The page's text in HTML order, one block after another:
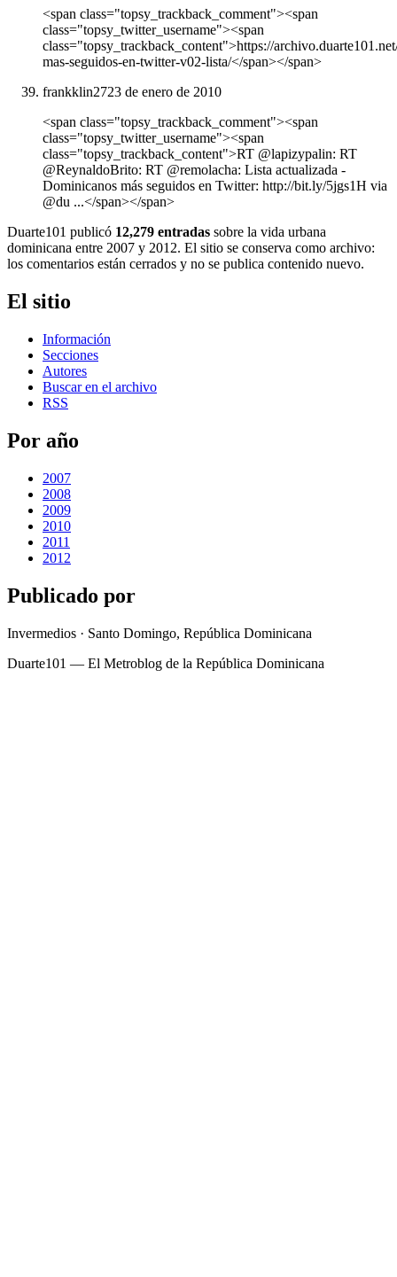
<span class="topsy_trackback_comment"><span
class="topsy_twitter_username"><span
class="topsy_trackback_content">https://
mas-seguidos-en-twitter-v02-lista/</span></span>
frankklin2723 de enero de 2010
<span class="topsy_trackback_comment"><span
class="topsy_twitter_username"><span
class="topsy_trackback_content">RT @lapizypalin: RT
@ReynaldoBrito: RT @remolacha: Lista actualizada -
Dominicanos más seguidos en Twitter: http://bit.ly/5jgs1H via
@du ...</span></span>
Duarte101 publicó 12,279 entradas sobre la vida urbana
dominicana entre 2007 y 2012. El sitio se conserva como archivo:
los comentarios están cerrados y no se publica contenido nuevo.
El sitio
Información
Secciones
Autores
Buscar en el archivo
RSS
Por año
2007
2008
2009
2010
2011
2012
Publicado por
Invermedios · Santo Domingo, República Dominicana
Duarte101 — El Metroblog de la República Dominicana